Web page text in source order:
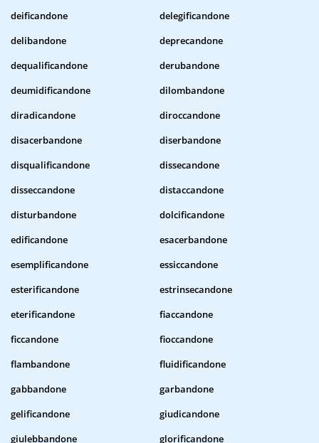
deificandone
delegificandone
delibandone
deprecandone
dequalificandone
derubandone
deumidificandone
dilombandone
diradicandone
diroccandone
disacerbandone
diserbandone
disqualificandone
dissecandone
disseccandone
distaccandone
disturbandone
dolcificandone
edificandone
esacerbandone
esemplificandone
essiccandone
esterificandone
estrinsecandone
eterificandone
fiaccandone
ficcandone
fioccandone
flambandone
fluidificandone
gabbandone
garbandone
gelificandone
giudicandone
giulebbandone
glorificandone